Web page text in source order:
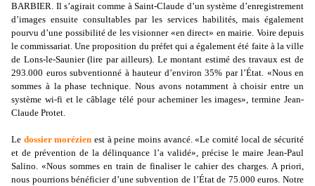
BARBIER. Il s’agirait comme à Saint-Claude d’un système d’enregistrement
d’images ensuite consultables par les services habilités, mais également
pourvu d’une possibilité de les visionner «en direct» en mairie. Voire depuis
le commissariat. Une proposition du préfet qui a également été faite à la ville
de Lons-le-Saunier (lire par ailleurs). Le montant estimé des travaux est de
293.000 euros subventionné à hauteur d’environ 35% par l’État. «Nous en
sommes à la phase technique. Nous avons notamment à choisir entre un
système wi-fi et le câblage télé pour acheminer les images», termine Jean-
Claude Protet.
Le dossier morézien est à peine moins avancé. «Le comité local de sécurité
et de prévention de la délinquance l’a validé», précise le maire Jean-Paul
Salino. «Nous sommes en train de finaliser le cahier des charges. A priori,
nous pourrions bénéficier d’une subvention de l’État de 75.000 euros. Notre